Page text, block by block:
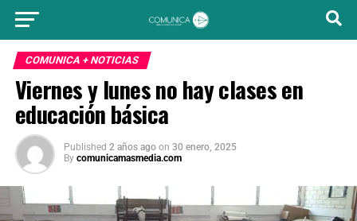
COMUNICA + NOTICIAS
Viernes y lunes no hay clases en
educación básica
Published 2 años ago on 30 enero, 2025
By comunicamasmedia.com